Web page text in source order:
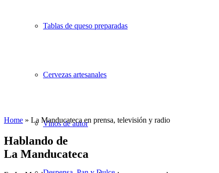
Tablas de queso preparadas
Cervezas artesanales
Vinos de autor
Home » La Manducateca en prensa, televisión y radio
Hablando de
La Manducateca